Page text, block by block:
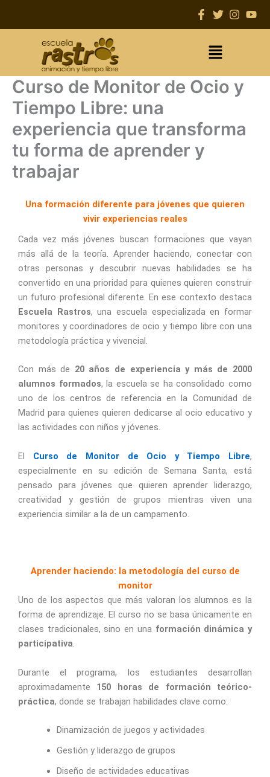
Main
Menu
Curso de Monitor de Ocio y
Tiempo Libre: una
experiencia que transforma
tu forma de aprender y
trabajar
Una formación diferente para jóvenes que quieren
vivir experiencias reales
Cada vez más jóvenes buscan formaciones que vayan
más allá de la teoría. Aprender haciendo, conectar con
otras personas y descubrir nuevas habilidades se ha
convertido en una prioridad para quienes quieren construir
un futuro profesional diferente. En ese contexto destaca
Escuela Rastros, una escuela especializada en formar
monitores y coordinadores de ocio y tiempo libre con una
metodología práctica y vivencial.
Con más de 20 años de experiencia y más de 2000
alumnos formados, la escuela se ha consolidado como
uno de los centros de referencia en la Comunidad de
Madrid para quienes quieren dedicarse al ocio educativo y
las actividades con niños y jóvenes.
El Curso de Monitor de Ocio y Tiempo Libre,
especialmente en su edición de Semana Santa, está
pensado para jóvenes que quieren aprender liderazgo,
creatividad y gestión de grupos mientras viven una
experiencia similar a la de un campamento.
Aprender haciendo: la metodología del curso de
monitor
Uno de los aspectos que más valoran los alumnos es la
forma de aprendizaje. El curso no se basa únicamente en
clases tradicionales, sino en una formación dinámica y
participativa.
Durante el programa, los estudiantes desarrollan
aproximadamente 150 horas de formación teórico-
práctica, donde se trabajan habilidades clave como:
Dinamización de juegos y actividades
Gestión y liderazgo de grupos
Diseño de actividades educativas